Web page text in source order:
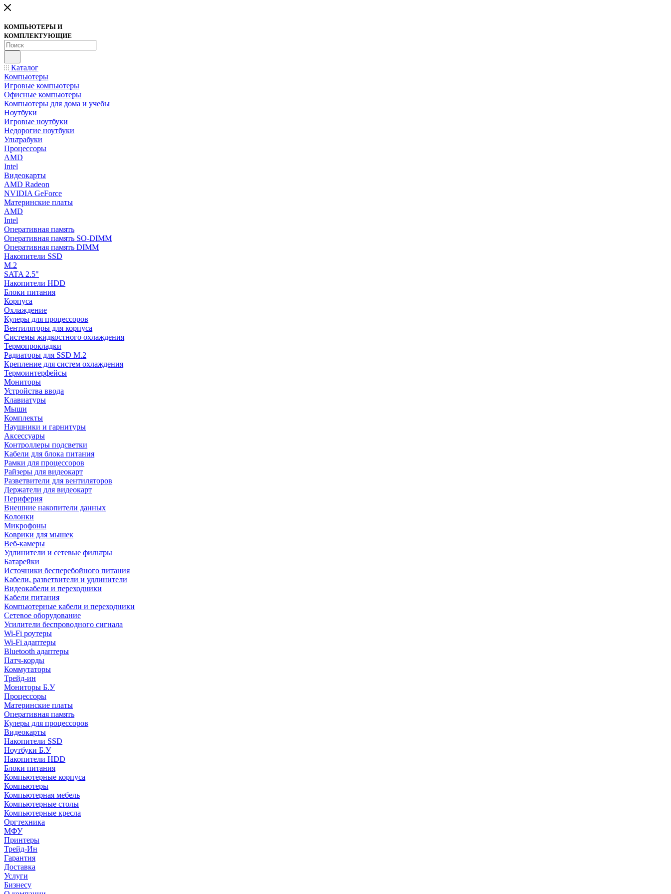
КОМПЬЮТЕРЫ И
КОМПЛЕКТУЮЩИЕ
Каталог
Компьютеры
Игровые компьютеры
Офисные компьютеры
Компьютеры для дома и учебы
Ноутбуки
Игровые ноутбуки
Недорогие ноутбуки
Ультрабуки
Процессоры
AMD
Intel
Видеокарты
AMD Radeon
NVIDIA GeForce
Материнские платы
AMD
Intel
Оперативная память
Оперативная память SO-DIMM
Оперативная память DIMM
Накопители SSD
M.2
SATA 2.5"
Накопители HDD
Блоки питания
Корпуса
Охлаждение
Кулеры для процессоров
Вентиляторы для корпуса
Системы жидкостного охлаждения
Термопрокладки
Радиаторы для SSD M.2
Крепление для систем охлаждения
Термоинтерфейсы
Мониторы
Устройства ввода
Клавиатуры
Мыши
Комплекты
Наушники и гарнитуры
Аксессуары
Контроллеры подсветки
Кабели для блока питания
Рамки для процессоров
Райзеры для видеокарт
Разветвители для вентиляторов
Держатели для видеокарт
Периферия
Внешние накопители данных
Колонки
Микрофоны
Коврики для мышек
Веб-камеры
Удлинители и сетевые фильтры
Батарейки
Источники бесперебойного питания
Кабели, разветвители и удлинители
Видеокабели и переходники
Кабели питания
Компьютерные кабели и переходники
Сетевое оборудование
Усилители беспроводного сигнала
Wi-Fi роутеры
Wi-Fi адаптеры
Bluetooth адаптеры
Патч-корды
Коммутаторы
Трейд-ин
Мониторы Б.У
Процессоры
Материнские платы
Оперативная память
Кулеры для процессоров
Видеокарты
Накопители SSD
Ноутбуки Б.У
Накопители HDD
Блоки питания
Компьютерные корпуса
Компьютеры
Компьютерная мебель
Компьютерные столы
Компьютерные кресла
Оргтехника
МФУ
Принтеры
Трейд-Ин
Гарантия
Доставка
Услуги
Бизнесу